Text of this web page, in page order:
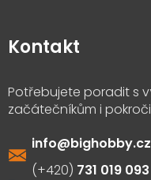
Kontakt
info@bighobby.cz
731 019 093